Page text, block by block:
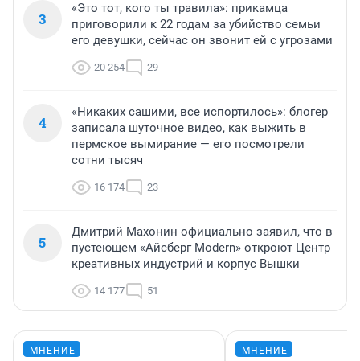
3
«Это тот, кого ты травила»: прикамца
приговорили к 22 годам за убийство семьи
его девушки, сейчас он звонит ей с угрозами
20 254 29
4
«Никаких сашими, все испортилось»: блогер
записала шуточное видео, как выжить в
пермское вымирание — его посмотрели
сотни тысяч
16 174 23
5
Дмитрий Махонин официально заявил, что в
пустеющем «Айсберг Modern» откроют Центр
креативных индустрий и корпус Вышки
14 177 51
МНЕНИЕ МНЕНИЕ